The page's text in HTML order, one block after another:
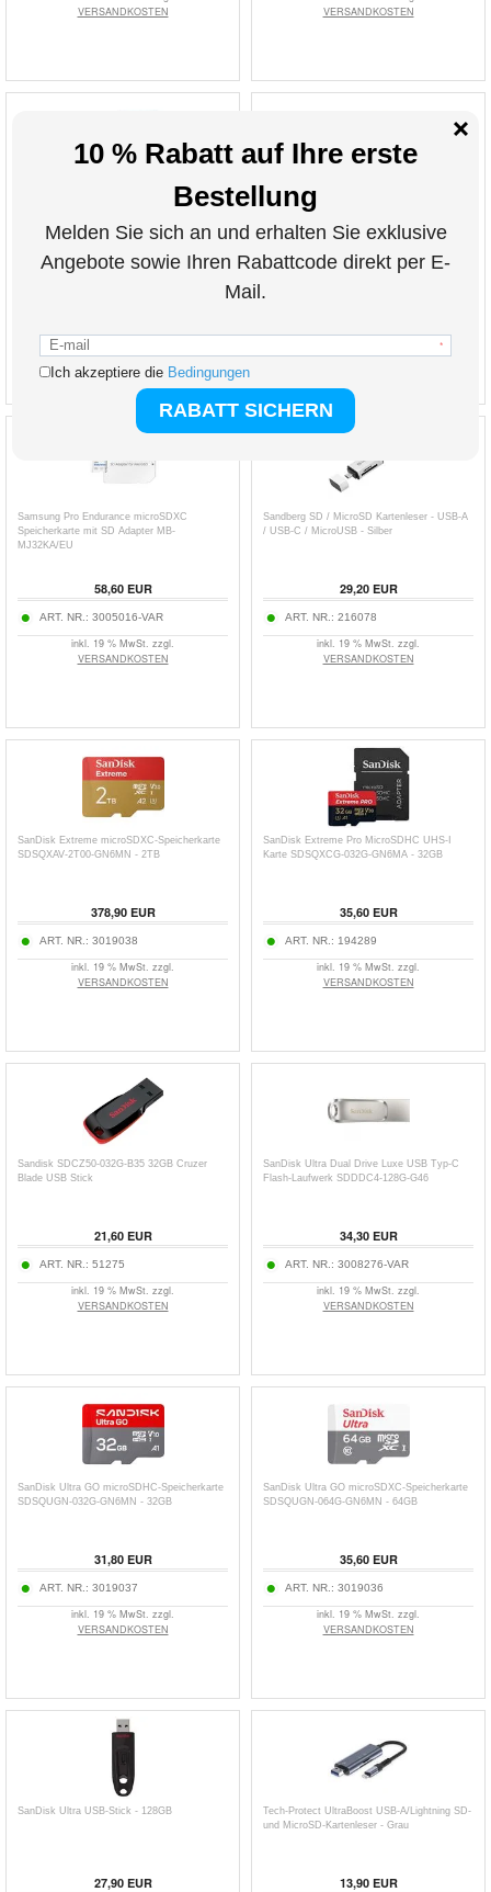
VERSANDKOSTEN
VERSANDKOSTEN
Kodak Extra Performance microSDHC-
Speicherkarte EKMSDM16GHC10CJ - 16GB
11,40EUR
VERSANDKOSTEN
Philips MicroSDHC UHS-I U1 Speicherkarte
mit Adapter FM16MP45B/10 - 16GB
11,40EUR
VERSANDKOSTEN
Samsung Pro Endurance microSDXC
Speicherkarte mit SD Adapter MB-
MJ32KA/EU
58,60EUR
ART. NR.: 3005016-VAR
inkl. 19 % MwSt. zzgl.
VERSANDKOSTEN
Sandberg SD / MicroSD Kartenleser - USB-A
/ USB-C / MicroUSB - Silber
29,20EUR
ART. NR.: 216078
inkl. 19 % MwSt. zzgl.
VERSANDKOSTEN
SanDisk Extreme microSDXC-Speicherkarte
SDSQXAV-2T00-GN6MN - 2TB
378,90EUR
ART. NR.: 3019038
inkl. 19 % MwSt. zzgl.
VERSANDKOSTEN
SanDisk Extreme Pro MicroSDHC UHS-I
Karte SDSQXCG-032G-GN6MA - 32GB
35,60EUR
ART. NR.: 194289
inkl. 19 % MwSt. zzgl.
VERSANDKOSTEN
Sandisk SDCZ50-032G-B35 32GB Cruzer
Blade USB Stick
21,60EUR
ART. NR.: 51275
inkl. 19 % MwSt. zzgl.
VERSANDKOSTEN
SanDisk Ultra Dual Drive Luxe USB Typ-C
Flash-Laufwerk SDDDC4-128G-G46
34,30EUR
ART. NR.: 3008276-VAR
inkl. 19 % MwSt. zzgl.
VERSANDKOSTEN
SanDisk Ultra GO microSDHC-Speicherkarte
SDSQUGN-032G-GN6MN - 32GB
31,80EUR
ART. NR.: 3019037
inkl. 19 % MwSt. zzgl.
VERSANDKOSTEN
SanDisk Ultra GO microSDXC-Speicherkarte
SDSQUGN-064G-GN6MN - 64GB
35,60EUR
ART. NR.: 3019036
inkl. 19 % MwSt. zzgl.
VERSANDKOSTEN
SanDisk Ultra USB-Stick - 128GB
27,90EUR
Tech-Protect UltraBoost USB-A/Lightning SD-
und MicroSD-Kartenleser - Grau
13,90EUR